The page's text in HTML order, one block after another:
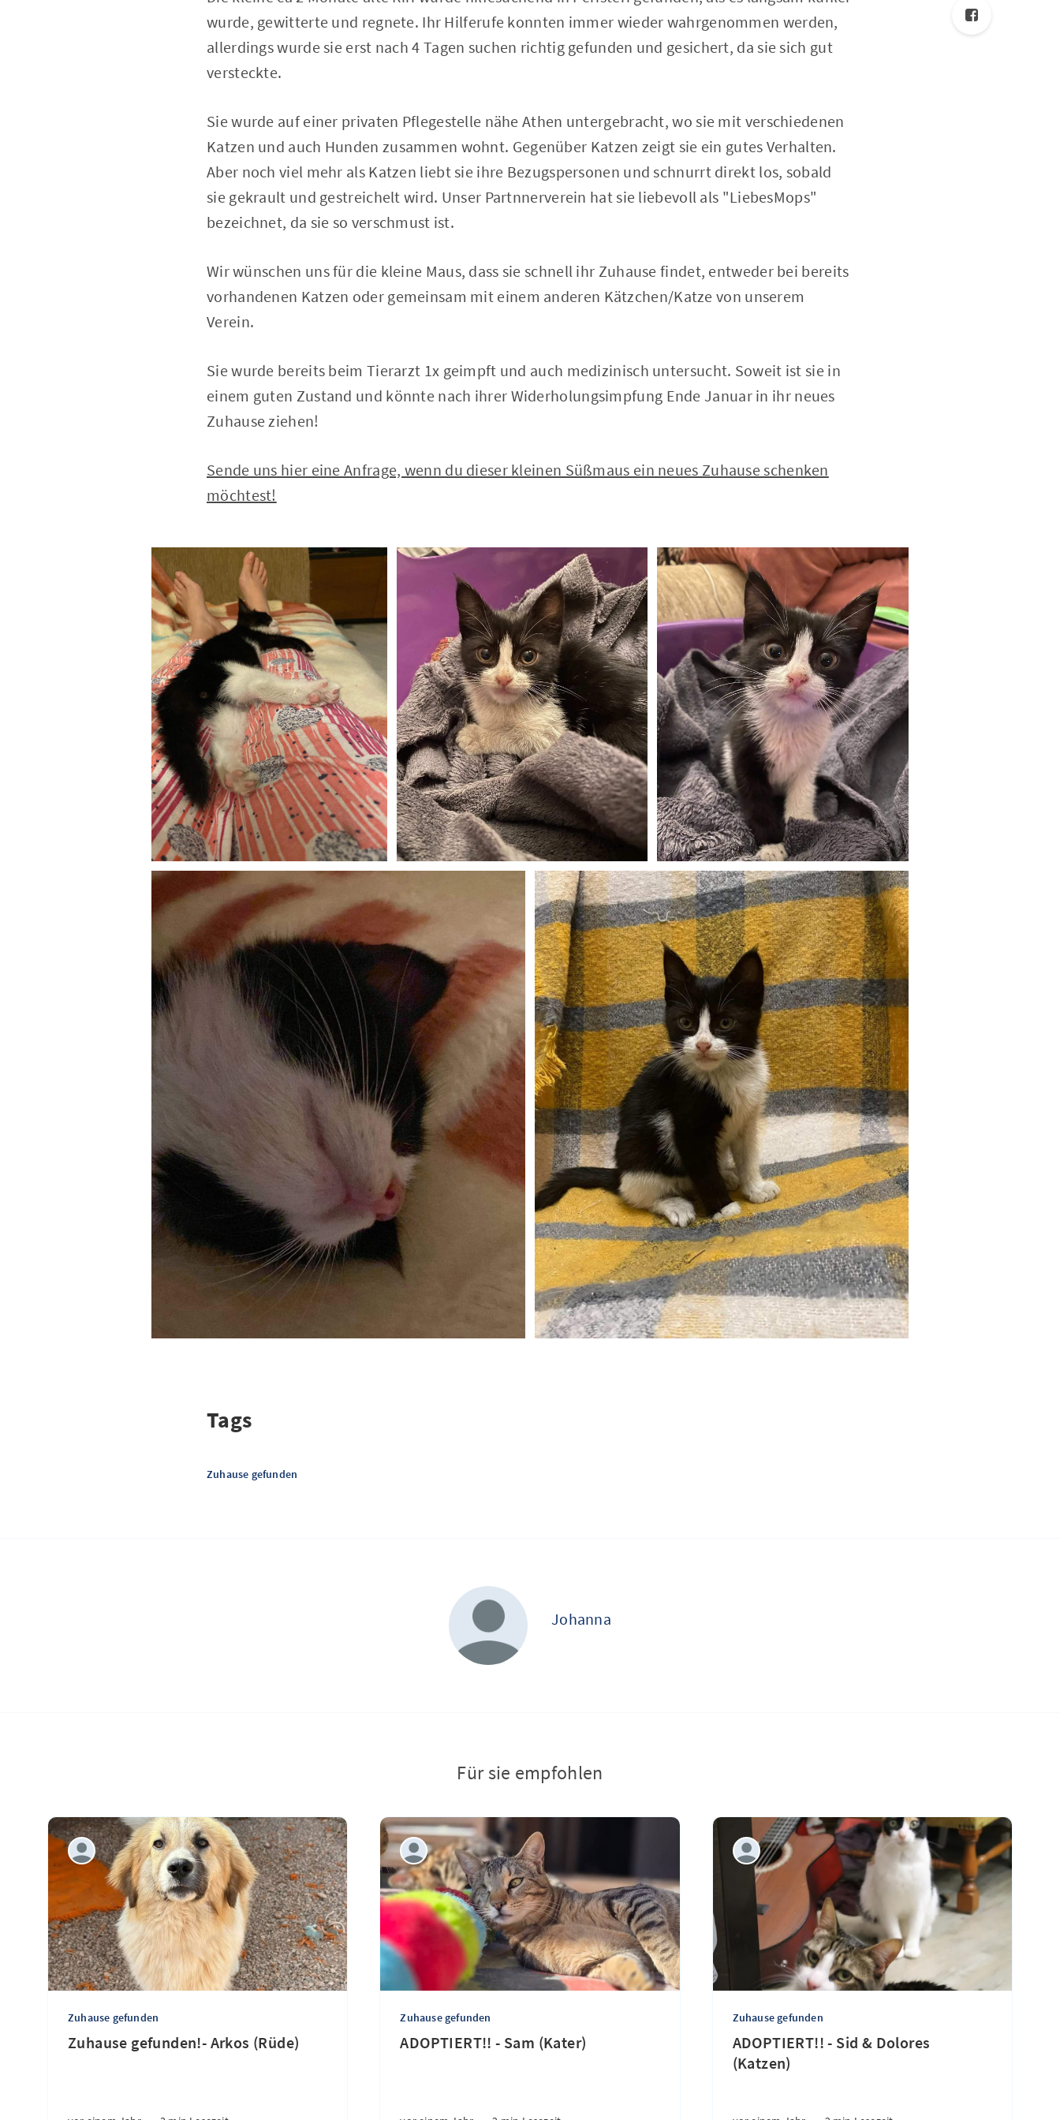
wurde, gewitterte und regnete. Ihr Hilferufe konnten immer wieder wahrgenommen werden,
allerdings wurde sie erst nach 4 Tagen suchen richtig gefunden und gesichert, da sie sich gut
versteckte.
Sie wurde auf einer privaten Pflegestelle nähe Athen untergebracht, wo sie mit verschiedenen
Katzen und auch Hunden zusammen wohnt. Gegenüber Katzen zeigt sie ein gutes Verhalten.
Aber noch viel mehr als Katzen liebt sie ihre Bezugspersonen und schnurrt direkt los, sobald
sie gekrault und gestreichelt wird. Unser Partnnerverein hat sie liebevoll als "LiebesMops"
bezeichnet, da sie so verschmust ist.
Wir wünschen uns für die kleine Maus, dass sie schnell ihr Zuhause findet, entweder bei bereits
vorhandenen Katzen oder gemeinsam mit einem anderen Kätzchen/Katze von unserem
Verein.
Sie wurde bereits beim Tierarzt 1x geimpft und auch medizinisch untersucht. Soweit ist sie in
einem guten Zustand und könnte nach ihrer Widerholungsimpfung Ende Januar in ihr neues
Zuhause ziehen!
Sende uns hier eine Anfrage, wenn du dieser kleinen Süßmaus ein neues Zuhause schenken
möchtest!
Tags
Zuhause gefunden
Johanna
Für sie empfohlen
Zuhause gefunden
Zuhause gefunden!- Arkos (Rüde)
Zuhause gefunden
ADOPTIERT!! - Sam (Kater)
Zuhause gefunden
ADOPTIERT!! - Sid & Dolores
(Katzen)